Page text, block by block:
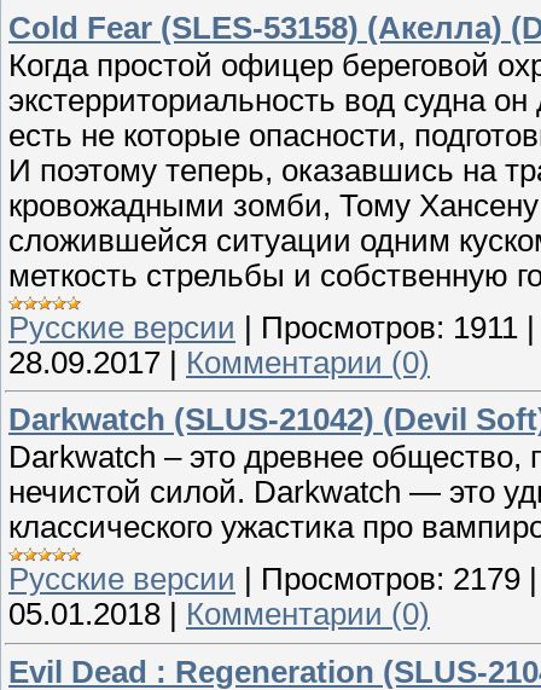
Cold Fear (SLES-53158) (Акелла)
Когда простой офицер береговой
экстерриториальность вод судна
есть не которые опасности,
И поэтому теперь, оказавшись на
кровожадными зомби, Тому
сложившейся ситуации одним
меткость стрельбы и собственную
Русские версии | Просмотров: 1911
28.09.2017 | Комментарии (0)
Darkwatch (SLUS-21042) (Devil
Darkwatch – это древнее
нечистой силой. Darkwatch — это
классического ужастика про
Русские версии
Просмотров: 2179
05.01.2018
Комментарии (0)
Evil Dead : Regeneration (SLUS-